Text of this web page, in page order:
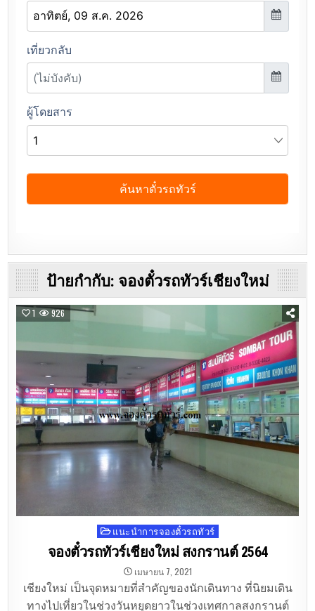
ป้ายกำกับ: จองตั๋วรถทัวร์เชียงใหม่
1 926
Posted
in
แนะนำการจองตั๋วรถทัวร์
จองตั๋วรถทัวร์เชียงใหม่ สงกรานต์ 2564
เมษายน 7, 2021
เชียงใหม่ เป็นจุดหมายที่สำคัญของนักเดินทาง ที่นิยมเดิน
ทางไปเที่ยวในช่วงวันหยุดยาวในช่วงเทศกาลสงกรานต์